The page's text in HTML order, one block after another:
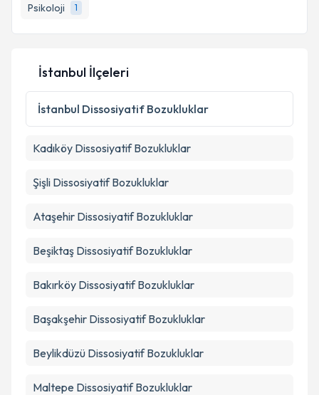
Psikoloji
1
İstanbul İlçeleri
İstanbul Dissosiyatif Bozukluklar
Kadıköy Dissosiyatif Bozukluklar
Şişli Dissosiyatif Bozukluklar
Ataşehir Dissosiyatif Bozukluklar
Beşiktaş Dissosiyatif Bozukluklar
Bakırköy Dissosiyatif Bozukluklar
Başakşehir Dissosiyatif Bozukluklar
Beylikdüzü Dissosiyatif Bozukluklar
Maltepe Dissosiyatif Bozukluklar